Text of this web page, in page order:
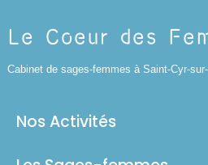
Le Coeur des
Cabinet de sages-femmes à Saint-Cyr-
Nos Activités